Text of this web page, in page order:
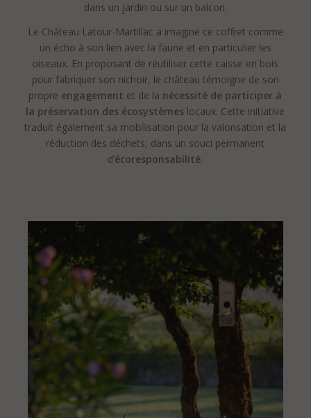
dans un jardin ou sur un balcon.
Le Château Latour-Martillac a imaginé ce coffret comme
un écho à son lien avec la faune et en particulier les
oiseaux. En proposant de réutiliser cette caisse en bois
pour fabriquer son nichoir, le château témoigne de son
propre engagement et de la nécessité de participer à
la préservation des écosystèmes locaux. Cette initiative
traduit également sa mobilisation pour la valorisation et la
réduction des déchets, dans un souci permanent
d’écoresponsabilité.